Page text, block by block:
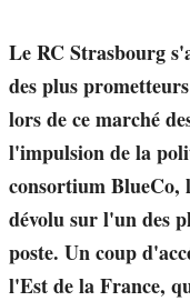
Le RC Strasbourg
des plus
lors de ce marché
l'impulsion de la
consortium BlueCo,
dévolu sur l'un des
poste. Un coup
l'Est de la France,